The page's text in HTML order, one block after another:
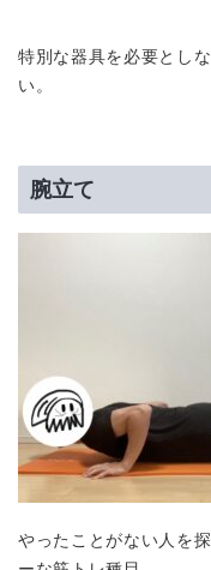
特別な器具を必要とし
い。
腕立て
やったことがない人を